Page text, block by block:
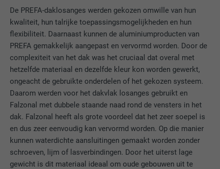
De PREFA-daklosanges werden gekozen omwille van hun
kwaliteit, hun talrijke toepassingsmogelijkheden en hun
flexibiliteit. Daarnaast kunnen de aluminiumproducten van
PREFA gemakkelijk aangepast en vervormd worden. Door de
complexiteit van het dak was het cruciaal dat overal met
hetzelfde materiaal en dezelfde kleur kon worden gewerkt,
ongeacht de gebruikte onderdelen of het gekozen systeem.
Daarom werden voor het dakvlak losanges gebruikt en
Falzonal met dubbele staande naad rond de vensters in het
dak. Falzonal heeft als grote voordeel dat het zeer soepel is
en dus zeer eenvoudig kan vervormd worden. Op die manier
kunnen waterdichte aansluitingen gemaakt worden zonder
schroeven, lijm of lasverbindingen. Door het uiterst lage
gewicht is dit materiaal ideaal om oude gebouwen uit te